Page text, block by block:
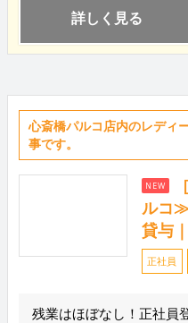
詳しく見る
心斎橋パルコ店内のレディ
事です。
NEW
ルコ
貸与
正社員
残業はほぼなし！正社員